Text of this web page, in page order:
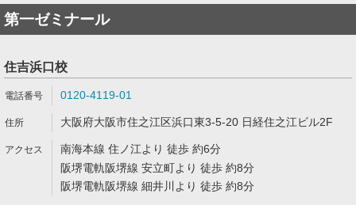
第一ゼミナール
住吉浜口校
0120-4119-01
大阪府大阪市住之江区浜口東3-5-20 日経住之江ビル2F
南海本線 住ノ江より 徒歩 約6分
阪堺電軌阪堺線 安立町より 徒歩 約8分
阪堺電軌阪堺線 細井川より 徒歩 約8分